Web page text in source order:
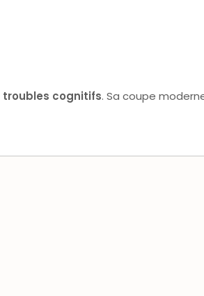
troubles cognitifs. Sa coupe